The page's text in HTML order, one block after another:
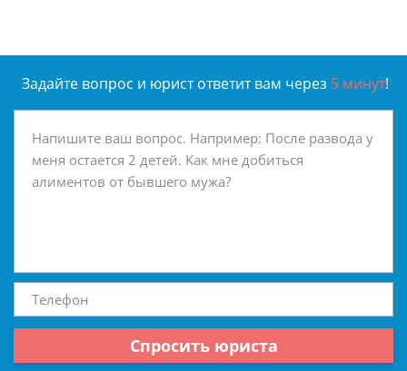
Задайте вопрос и юрист ответит вам через 5 минут!
Спросить юриста